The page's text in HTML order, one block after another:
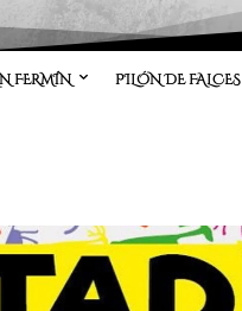
FERMÍN PILÓN DE FALCES